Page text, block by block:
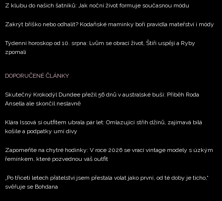
Z klubu do našich šatníků: Jak noční život formuje současnou módu
Zakrýt bříško nebo odhalit? Kodaňské maminky boří pravidla mateřství i módy
Týdenní horoskop od 10. srpna: Lvům se obrací život, Štíři uspějí a Ryby
zpomalí
DOPORUČENÉ ČLÁNKY
Skutečný Krokodýl Dundee přežil 56 dnů v australské buši: Příběh Roda
Ansella ale skončil neslavně
Klára Issová si outfitem ubrala pár let: Omlazující střih džínů, zajímavá bílá
košile a podpatky umí divy
Zapomeňte na chytré hodinky: V roce 2026 se vrací vintage modely s úzkým
řemínkem, které pozvednou váš outfit
„Po třiceti letech přátelství jsem přestala volat jako první, od té doby je ticho,“
svěřuje se Bohdana